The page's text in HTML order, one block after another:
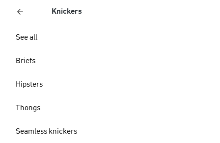
Knickers
See all
Briefs
Hipsters
Thongs
Seamless knickers